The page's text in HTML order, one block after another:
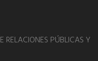
RELACIONES PÚBLICAS Y